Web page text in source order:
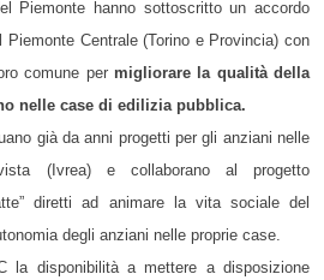
Piemonte hanno sottoscritto un accordo
Piemonte Centrale (Torino e Provincia) con
comune per migliorare la qualità della
nelle case di edilizia pubblica.
già da anni progetti per gli anziani nelle
(Ivrea) e collaborano al progetto
diretti ad animare la vita sociale del
degli anziani nelle proprie case.
la disponibilità a mettere a disposizione